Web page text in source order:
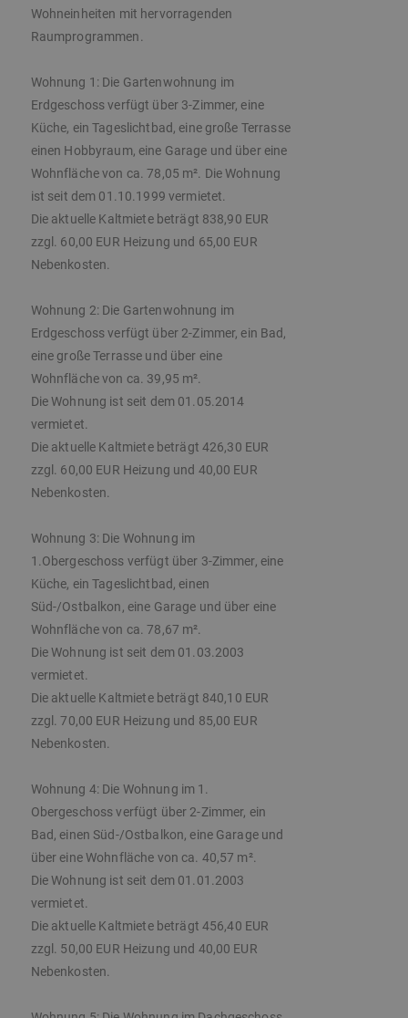
Wohneinheiten mit hervorragenden
Raumprogrammen.
Wohnung 1: Die Gartenwohnung im
Erdgeschoss verfügt über 3-Zimmer, eine
Küche, ein Tageslichtbad, eine große Terrasse
einen Hobbyraum, eine Garage und über eine
Wohnfläche von ca. 78,05 m². Die Wohnung
ist seit dem 01.10.1999 vermietet.
Die aktuelle Kaltmiete beträgt 838,90 EUR
zzgl. 60,00 EUR Heizung und 65,00 EUR
Nebenkosten.
Wohnung 2: Die Gartenwohnung im
Erdgeschoss verfügt über 2-Zimmer, ein Bad,
eine große Terrasse und über eine
Wohnfläche von ca. 39,95 m².
Die Wohnung ist seit dem 01.05.2014
vermietet.
Die aktuelle Kaltmiete beträgt 426,30 EUR
zzgl. 60,00 EUR Heizung und 40,00 EUR
Nebenkosten.
Wohnung 3: Die Wohnung im
1.Obergeschoss verfügt über 3-Zimmer, eine
Küche, ein Tageslichtbad, einen
Süd-/Ostbalkon, eine Garage und über eine
Wohnfläche von ca. 78,67 m².
Die Wohnung ist seit dem 01.03.2003
vermietet.
Die aktuelle Kaltmiete beträgt 840,10 EUR
zzgl. 70,00 EUR Heizung und 85,00 EUR
Nebenkosten.
Wohnung 4: Die Wohnung im 1.
Obergeschoss verfügt über 2-Zimmer, ein
Bad, einen Süd-/Ostbalkon, eine Garage und
über eine Wohnfläche von ca. 40,57 m².
Die Wohnung ist seit dem 01.01.2003
vermietet.
Die aktuelle Kaltmiete beträgt 456,40 EUR
zzgl. 50,00 EUR Heizung und 40,00 EUR
Nebenkosten.